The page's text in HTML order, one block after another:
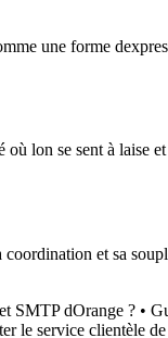
une forme
lon se sent à laise
et sa
SMTP dOrange ? •
le service clientèle